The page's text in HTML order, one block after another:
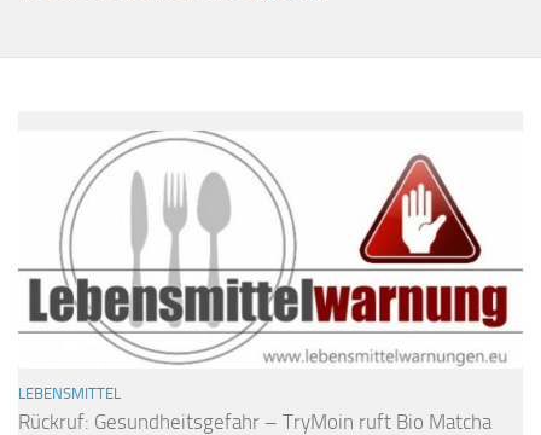
LEBENSMITTEL
Rückruf: Gesundheitsgefahr – TryMoin ruft Bio Matcha